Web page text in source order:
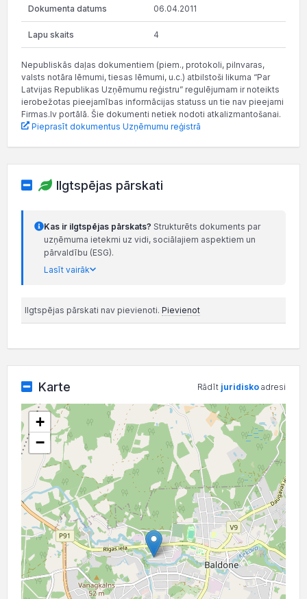
06.04.2011
4
Nepubliskās daļas dokumentiem (piem., protokoli, pilnvaras,
valsts notāra lēmumi, tiesas lēmumi, u.c.) atbilstoši likuma “Par
Latvijas Republikas Uzņēmumu reģistru” regulējumam ir noteikts
ierobežotas pieejamības informācijas statuss un tie nav pieejami
Firmas.lv portālā. Šie dokumenti netiek nodoti atkalizmantošanai.
Pieprasīt dokumentus Uzņēmumu reģistrā
Ilgtspējas pārskati
Kas ir ilgtspējas pārskats? Strukturēts dokuments par
uzņēmuma ietekmi uz vidi, sociālajiem aspektiem un
pārvaldību (ESG).
Lasīt vairāk
Ilgtspējas pārskati nav pievienoti. Pievienot
Karte Rādīt juridisko adresi
+
−